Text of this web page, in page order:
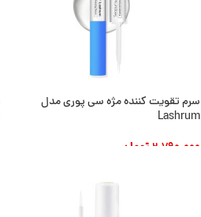
سرم تقویت کننده مژه سی پوری مدل
Lashrum
2.790.000تومان